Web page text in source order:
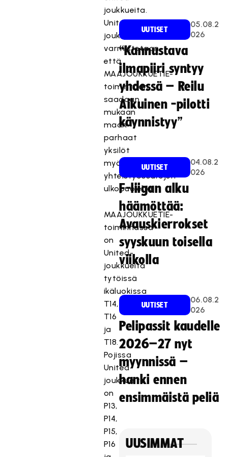
joukkueita.
United-
joukkueilla
varmistetaan,
että
MAAJOUKKUETIE-
toimintaan
saadaan
mukaan
maan
parhaat
yksilöt
myös
yhteistyöseurojen
ulkopuolelta.
MAAJOUKKUETIE-
toiminnassa
on
United-
joukkueita
tytöissä
ikäluokissa
T14,
T16
ja
T18.
Pojissa
United-
joukkueita
on
P13,
P14,
P15,
P16
UUTISET
05.08.2
026
“Kannustava
ilmapiiri syntyy
yhdessä – Reilu
Aikuinen -pilotti
käynnistyy”
UUTISET
04.08.2
026
F-liigan alku
häämöttää:
Avauskierrokset
syyskuun toisella
viikolla
UUTISET
06.08.2
026
Pelipassit kaudelle
2026–27 nyt
myynnissä –
hanki ennen
ensimmäistä peliä
UUSIMMAT